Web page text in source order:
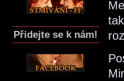
Přidejte se k nám!